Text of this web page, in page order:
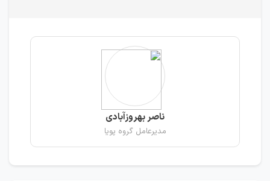
ناصر بهروزآبادی
مدیرعامل گروه پویا